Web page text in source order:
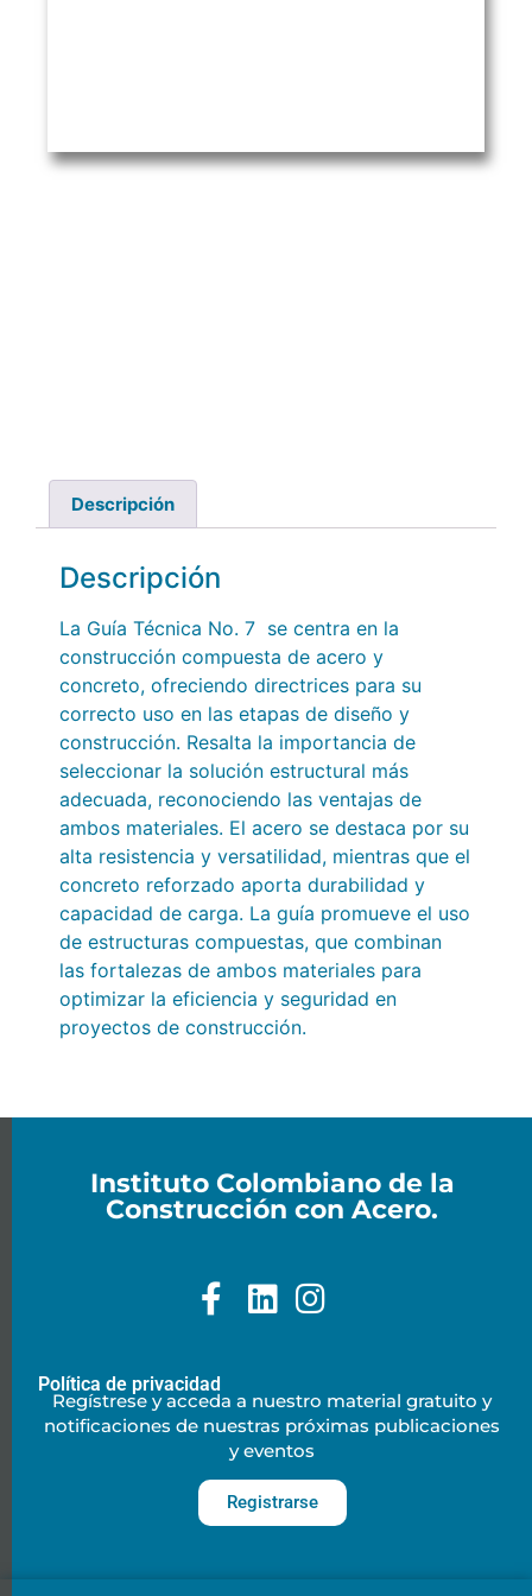
Descripción
Descripción
La Guía Técnica No. 7 se centra en la
construcción compuesta de acero y
concreto, ofreciendo directrices para su
correcto uso en las etapas de diseño y
construcción. Resalta la importancia de
seleccionar la solución estructural más
adecuada, reconociendo las ventajas de
ambos materiales. El acero se destaca por su
alta resistencia y versatilidad, mientras que el
concreto reforzado aporta durabilidad y
capacidad de carga. La guía promueve el uso
de estructuras compuestas, que combinan
las fortalezas de ambos materiales para
optimizar la eficiencia y seguridad en
proyectos de construcción.
Instituto Colombiano de la
Construcción con Acero.
Política de privacidad
Regístrese y acceda a nuestro material gratuito y
notificaciones de nuestras próximas publicaciones
y eventos
Registrarse